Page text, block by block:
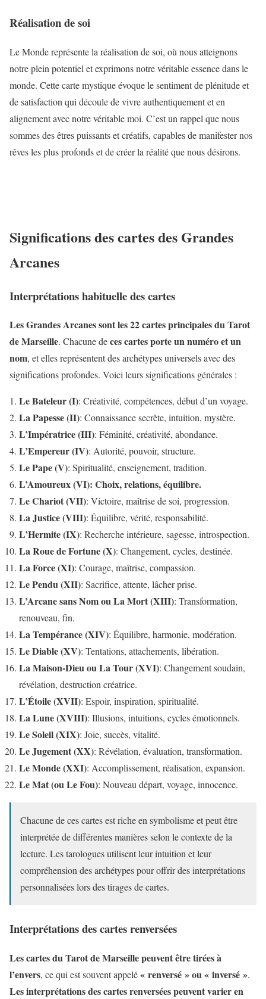
Réalisation de soi
Le Monde représente la réalisation de soi, où nous atteignons
notre plein potentiel et exprimons notre véritable essence dans le
monde. Cette carte mystique évoque le sentiment de plénitude et
de satisfaction qui découle de vivre authentiquement et en
alignement avec notre véritable moi. C’est un rappel que nous
sommes des êtres puissants et créatifs, capables de manifester nos
rêves les plus profonds et de créer la réalité que nous désirons.
Significations des cartes des Grandes
Arcanes
Interprétations habituelle des cartes
Les Grandes Arcanes sont les 22 cartes principales du Tarot
de Marseille. Chacune deces cartes porte un numéro et un
nom, et elles représentent des archétypes universels avec des
significations profondes. Voici leurs significations générales :
Le Bateleur (I): Créativité, compétences, début d’un voyage.
La Papesse (II): Connaissance secrète, intuition, mystère.
L’Impératrice (III): Féminité, créativité, abondance.
L’Empereur (IV): Autorité, pouvoir, structure.
Le Pape (V): Spiritualité, enseignement, tradition.
L’Amoureux (VI): Choix, relations, équilibre.
Le Chariot (VII): Victoire, maîtrise de soi, progression.
La Justice (VIII): Équilibre, vérité, responsabilité.
L’Hermite (IX): Recherche intérieure, sagesse, introspection.
La Roue de Fortune (X): Changement, cycles, destinée.
La Force (XI): Courage, maîtrise, compassion.
Le Pendu (XII): Sacrifice, attente, lâcher prise.
L’Arcane sans Nom ou La Mort (XIII): Transformation,
renouveau, fin.
La Tempérance (XIV): Équilibre, harmonie, modération.
Le Diable (XV): Tentations, attachements, libération.
La Maison-Dieu ou La Tour (XVI): Changement soudain,
révélation, destruction créatrice.
L’Étoile (XVII): Espoir, inspiration, spiritualité.
La Lune (XVIII): Illusions, intuitions, cycles émotionnels.
Le Soleil (XIX): Joie, succès, vitalité.
Le Jugement (XX): Révélation, évaluation, transformation.
Le Monde (XXI): Accomplissement, réalisation, expansion.
Le Mat (ou Le Fou): Nouveau départ, voyage, innocence.
Chacune de ces cartes est riche en symbolisme et peut être
interprétée de différentes manières selon le contexte de la
lecture. Les tarologues utilisent leur intuition et leur
compréhension des archétypes pour offrir des interprétations
personnalisées lors des tirages de cartes.
Interprétations des cartes renversées
Les cartes du Tarot de Marseille peuvent être tirées à
l’envers, ce qui est souvent appelé« renversé » ou « inversé ».
Les interprétations des cartes renversées peuvent varier en